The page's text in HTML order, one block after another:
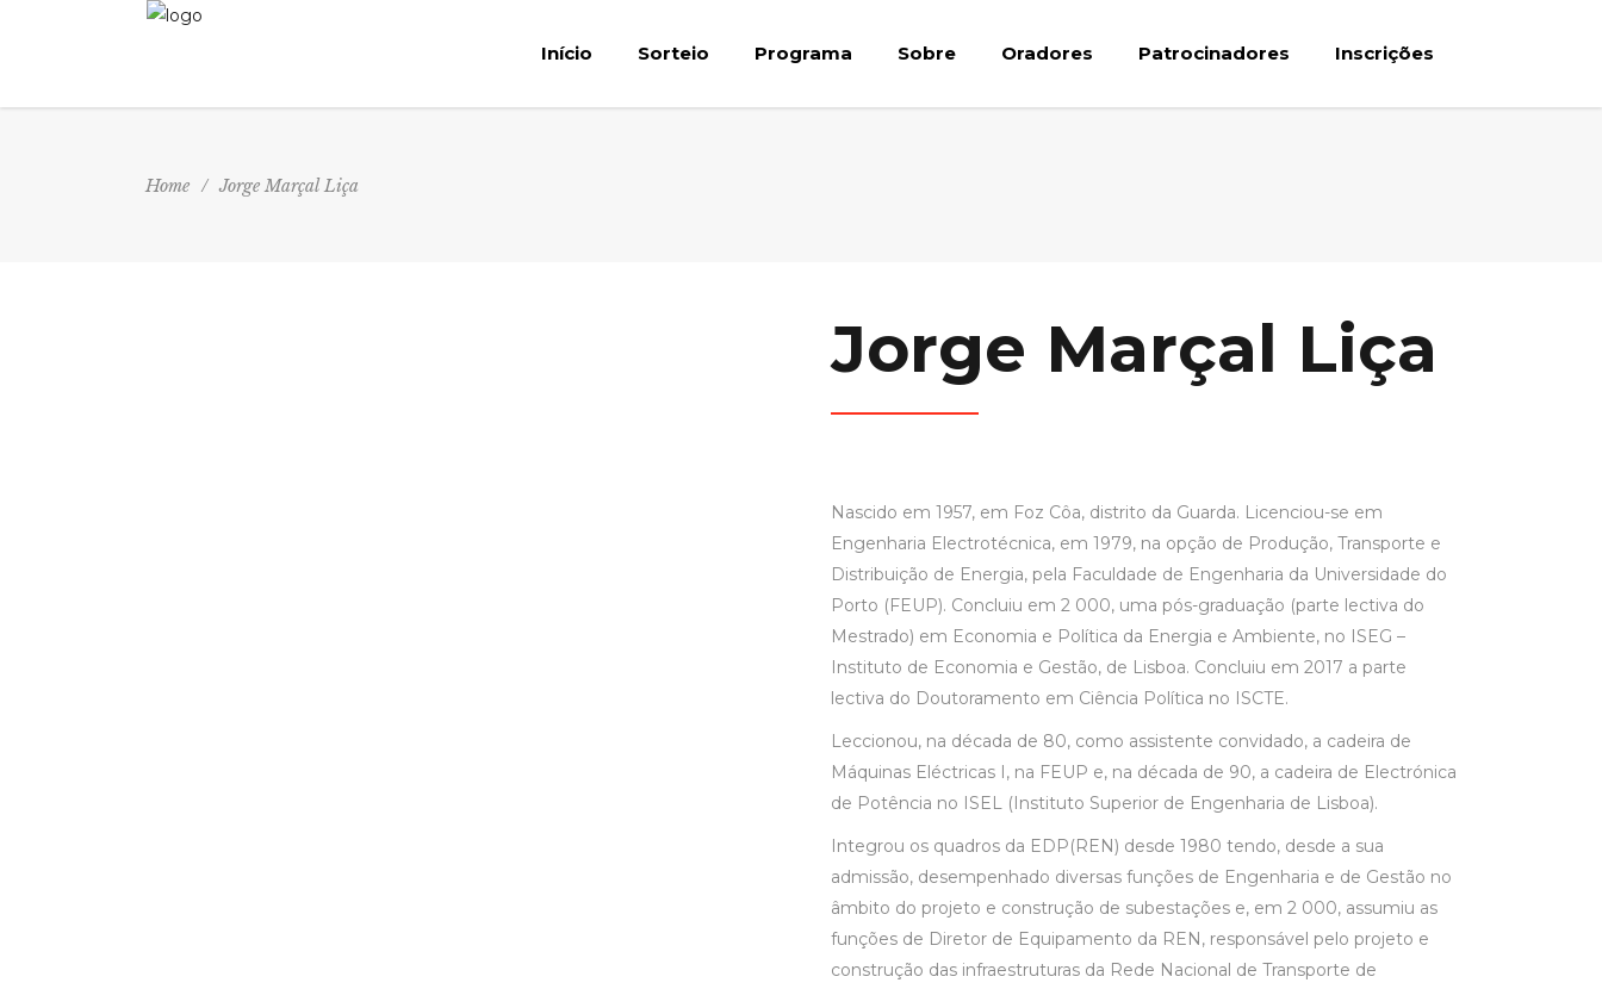
Início Sorteio Programa Sobre Oradores Patrocinadores Inscrições
Home / Jorge Marçal Liça
Jorge Marçal Liça
Nascido em 1957, em Foz Côa, distrito da Guarda. Licenciou-se em
Engenharia Electrotécnica, em 1979, na opção de Produção, Transporte e
Distribuição de Energia, pela Faculdade de Engenharia da Universidade do
Porto (FEUP). Concluiu em 2 000, uma pós-graduação (parte lectiva do
Mestrado) em Economia e Política da Energia e Ambiente, no ISEG –
Instituto de Economia e Gestão, de Lisboa. Concluiu em 2017 a parte
lectiva do Doutoramento em Ciência Política no ISCTE.
Leccionou, na década de 80, como assistente convidado, a cadeira de
Máquinas Eléctricas I, na FEUP e, na década de 90, a cadeira de Electrónica
de Potência no ISEL (Instituto Superior de Engenharia de Lisboa).
Integrou os quadros da EDP(REN) desde 1980 tendo, desde a sua
admissão, desempenhado diversas funções de Engenharia e de Gestão no
âmbito do projeto e construção de subestações e, em 2 000, assumiu as
funções de Diretor de Equipamento da REN, responsável pelo projeto e
construção das infraestruturas da Rede Nacional de Transporte de